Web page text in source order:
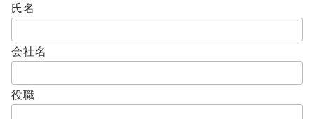
氏名
会社名
役職